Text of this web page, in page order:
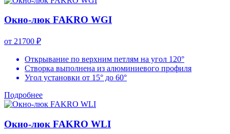
Окно-люк FAKRO WGI
от 21700 ₽
Открывание по верхним петлям на угол 120°
Створка выполнена из алюминиевого профиля
Угол установки от 15° до 60°
Подробнее
Окно-люк FAKRO WLI